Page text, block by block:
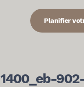
Planifier
1400_eb-